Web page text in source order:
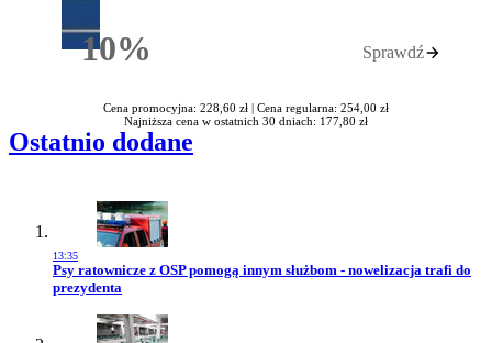
10%Rabatu Sprawdź
Cena promocyjna: 228,60 zł | Cena regularna: 254,00 zł
Najniższa cena w ostatnich 30 dniach: 177,80 zł
Ostatnio dodane
13:35
Przejdź do artykułu:
Psy ratownicze z OSP pomogą innym służbom - nowelizacja trafi do
prezydenta